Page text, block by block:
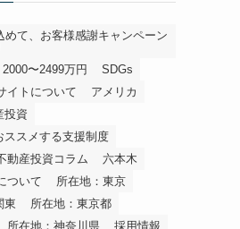
めて、お客様感謝キャンペーン
2000〜2499万円
SDGs
イトについて
アメリカ
投資
ススメする支援制度
動産投資コラム
六本木
ついて
所在地：東京
東
所在地：東京都
所在地：神奈川県
採用情報